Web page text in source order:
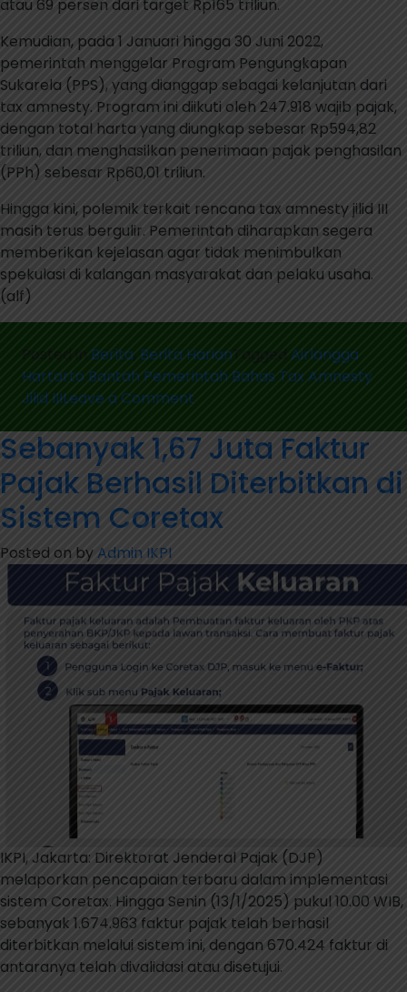
atau 69 persen dari target Rp165 triliun.
Kemudian, pada 1 Januari hingga 30 Juni 2022,
pemerintah menggelar Program Pengungkapan
Sukarela (PPS), yang dianggap sebagai kelanjutan dari
tax amnesty. Program ini diikuti oleh 247.918 wajib pajak,
dengan total harta yang diungkap sebesar Rp594,82
triliun, dan menghasilkan penerimaan pajak penghasilan
(PPh) sebesar Rp60,01 triliun.
Hingga kini, polemik terkait rencana tax amnesty jilid III
masih terus bergulir. Pemerintah diharapkan segera
memberikan kejelasan agar tidak menimbulkan
spekulasi di kalangan masyarakat dan pelaku usaha.
(alf)
Posted in Berita, Berita HarianTagged Airlangga
Hartarto Bantah Pemerintah Bahas Tax Amnesty
Jilid IIILeave a Comment
Hartarto
Bantah
Pemerintah
Bahas
Tax
Jilid
III
Sebanyak 1,67 Juta Faktur
Pajak Berhasil Diterbitkan di
Sistem Coretax
Posted on byAdmin IKPI
IKPI, Jakarta: Direktorat Jenderal Pajak (DJP)
melaporkan pencapaian terbaru dalam implementasi
sistem Coretax. Hingga Senin (13/1/2025) pukul 10.00 WIB,
sebanyak 1.674.963 faktur pajak telah berhasil
diterbitkan melalui sistem ini, dengan 670.424 faktur di
antaranya telah divalidasi atau disetujui.